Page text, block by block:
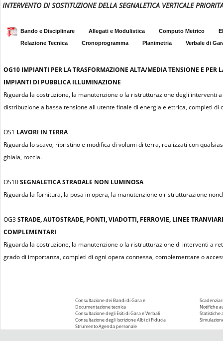
INTERVENTO DI SOSTITUZIONE DELLA SEGNALETICA VERTICALE
Bando e Disciplinare Allegati e Modulistica Computo Metrico
Relazione Tecnica
Cronoprogramma Planimetria Verbale di
OG10 IMPIANTI PER LA TRASFORMAZIONE ALTA/MEDIA TENSIONE E PER
IMPIANTI DI PUBBLICA ILLUMINAZIONE
Riguarda la costruzione, la manutenzione o la ristrutturazione degli
distribuzione a bassa tensione all utente finale di energia elettrica, completi
OS1 LAVORI IN TERRA
Riguarda lo scavo, ripristino e modifica di volumi di terra, realizzati con
ghiaia, roccia.
OS10SEGNALETICA STRADALE NON LUMINOSA
Riguarda la fornitura, la posa in opera, la manutenzione o ristrutturazione
OG3STRADE, AUTOSTRADE, PONTI, VIADOTTI, FERROVIE, LINEE
COMPLEMENTARI
Riguarda la costruzione, la manutenzione o la ristrutturazione di interventi a
grado di importanza, completi di ogni opera connessa, complementare o
Consultazione dei Bandi di Gara e
Documentazione tecnica
Consultazione degli Esiti di Gara e Verbali
Consultazione degli Iscrizione Albi di Fiducia
Strumento Agenda personale
Notifiche
Statistiche